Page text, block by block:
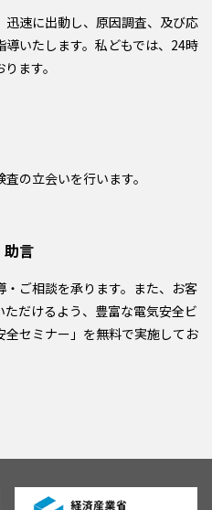
速に出動し、原因調査、及び応
いたします。私どもでは、24時
ます。
の立会いを行います。
助言
ご相談を承ります。また、お客
だけるよう、豊富な電気安全ビ
セミナー」を無料で実施してお